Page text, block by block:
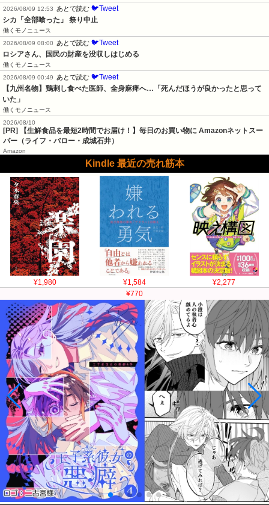
2026/08/09 12:53
あとで読む 🐦Tweet
シカ「全部喰った」 祭り中止
働くモノニュース
2026/08/09 08:00
あとで読む 🐦Tweet
ロシアさん、国民の財産を没収しはじめる
働くモノニュース
2026/08/09 00:49
あとで読む 🐦Tweet
【九州名物】鶏刺し食べた医師、全身麻痺へ…「死んだほうが良かったと思って
いた」
働くモノニュース
2026/08/10
[PR] 【生鮮食品を最短2時間でお届け！】毎日のお買い物に Amazonネットスー
パー（ライフ・バロー・成城石井）
Amazon
Kindle 最近の売れ筋本
¥1,980 ¥1,584
¥2,277
¥770